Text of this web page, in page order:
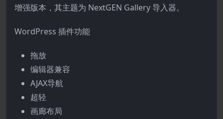
增强版本，其主题为 NextGEN Gallery 导入器。
WordPress 插件功能
拖放
编辑器兼容
AJAX导航
超轻
画廊布局